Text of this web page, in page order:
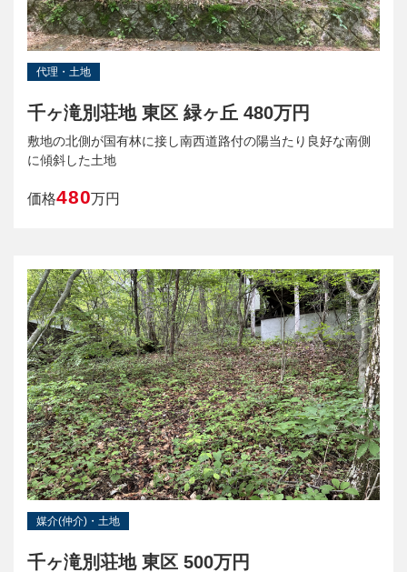
代理・土地
千ヶ滝別荘地 東区 緑ヶ丘 480万円
敷地の北側が国有林に接し南西道路付の陽当たり良好な南側
に傾斜した土地
価格480万円
媒介(仲介)・土地
千ヶ滝別荘地 東区 500万円